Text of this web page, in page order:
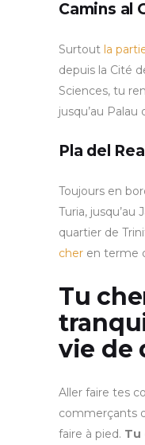
Camins al
Surtout la
depuis la Cité
Sciences, tu
jusqu’au Palau
Pla del
Toujours en
Turia, jusqu’au
quartier de
cher en terme
Tu
vie de
Aller faire tes
commerçants
faire à pied. Tu